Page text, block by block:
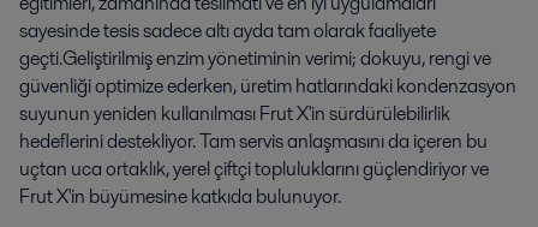
sayesinde tesis sadece altı ayda tam olarak faaliyete
geçti.Geliştirilmiş enzim yönetiminin verimi; dokuyu, rengi ve
güvenliği optimize ederken, üretim hatlarındaki kondenzasyon
suyunun yeniden kullanılması Frut X'in sürdürülebilirlik
hedeflerini destekliyor. Tam servis anlaşmasını da içeren bu
uçtan uca ortaklık, yerel çiftçi topluluklarını güçlendiriyor ve
Frut X'in büyümesine katkıda bulunuyor.